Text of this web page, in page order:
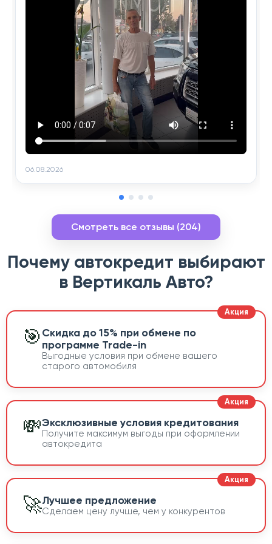
06.08.2026
Смотреть все отзывы (204)
Почему автокредит выбирают
в Вертикаль Авто?
🎯 Скидка до 15% при обмене по
программе Trade-in
Выгодные условия при обмене вашего
старого автомобиля
💸Эксклюзивные условия кредитования
Получите максимум выгоды при оформлении
автокредита
🚀Лучшее предложение
Сделаем цену лучше, чем у конкурентов